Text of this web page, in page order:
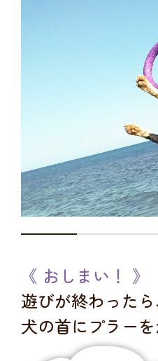
《 おしまい！ 》
遊びが終わったら
犬の首にプラー